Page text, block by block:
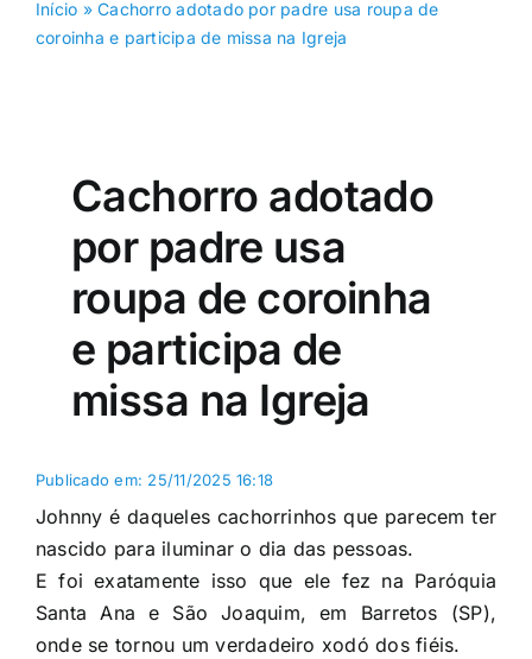
Início »Cachorro adotado por padre usa roupa de
coroinha e participa de missa na Igreja
Cachorro adotado
por padre usa
roupa de coroinha
e participa de
missa na Igreja
Publicado em: 25/11/2025 16:18
Johnny é daqueles cachorrinhos que parecem ter
nascido para iluminar o dia das pessoas.
E foi exatamente isso que ele fez na Paróquia
Santa Ana e São Joaquim, em Barretos (SP),
onde se tornou um verdadeiro xodó dos fiéis.